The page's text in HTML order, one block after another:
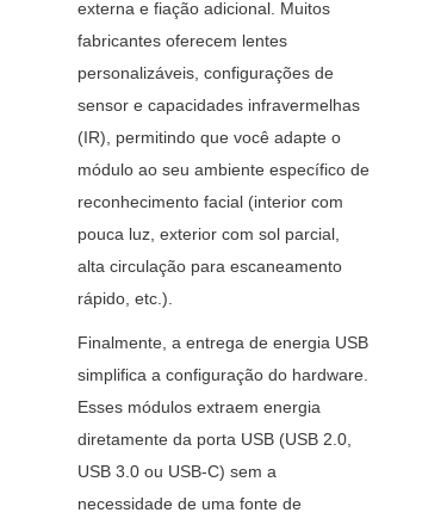
externa e fiação adicional. Muitos
fabricantes oferecem lentes
personalizáveis, configurações de
sensor e capacidades infravermelhas
(IR), permitindo que você adapte o
módulo ao seu ambiente específico de
reconhecimento facial (interior com
pouca luz, exterior com sol parcial,
alta circulação para escaneamento
rápido, etc.).
Finalmente, a entrega de energia USB
simplifica a configuração do hardware.
Esses módulos extraem energia
diretamente da porta USB (USB 2.0,
USB 3.0 ou USB-C) sem a
necessidade de uma fonte de